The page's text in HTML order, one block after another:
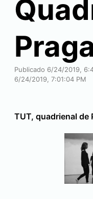
Publicado 6/24/2019,
6/24/2019, 7:01:04 PM
TUT, quadrienal de